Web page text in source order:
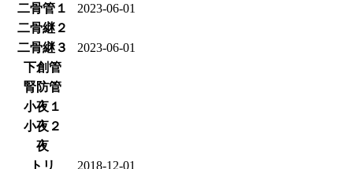
二骨管１
2023-06-01
二骨継２
二骨継３
2023-06-01
下創管
腎防管
小夜１
小夜２
夜
トリ
2018-12-01